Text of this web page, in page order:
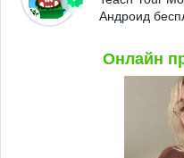
Андроид
Онлайн